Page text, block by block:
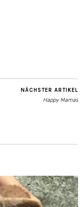
NÄCHSTER ARTIKEL
Happy Mamas